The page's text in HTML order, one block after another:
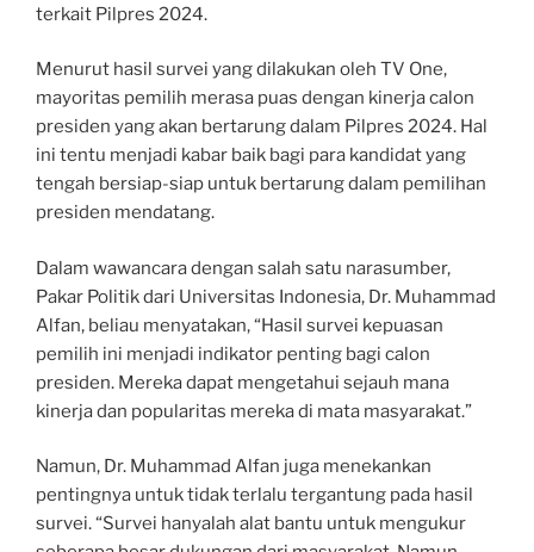
terkait Pilpres 2024.
Menurut hasil survei yang dilakukan oleh TV One,
mayoritas pemilih merasa puas dengan kinerja calon
presiden yang akan bertarung dalam Pilpres 2024. Hal
ini tentu menjadi kabar baik bagi para kandidat yang
tengah bersiap-siap untuk bertarung dalam pemilihan
presiden mendatang.
Dalam wawancara dengan salah satu narasumber,
Pakar Politik dari Universitas Indonesia, Dr. Muhammad
Alfan, beliau menyatakan, “Hasil survei kepuasan
pemilih ini menjadi indikator penting bagi calon
presiden. Mereka dapat mengetahui sejauh mana
kinerja dan popularitas mereka di mata masyarakat.”
Namun, Dr. Muhammad Alfan juga menekankan
pentingnya untuk tidak terlalu tergantung pada hasil
survei. “Survei hanyalah alat bantu untuk mengukur